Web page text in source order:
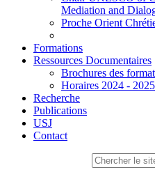
Mediation and
Proche Orient
Formations
Ressources Documentaires
Brochures des
Horaires 2024 - 2025
Recherche
Publications
USJ
Contact